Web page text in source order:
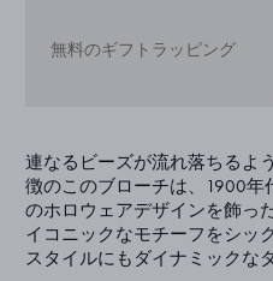
無料のギフトラッピング
連なるビーズが流れ落ちるよ
徴のこのブローチは、1900
のホロウェアデザインを飾っ
イコニックなモチーフをシッ
スタイルにもダイナミックな